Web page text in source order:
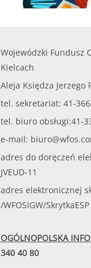
Wojewódzki Fundusz
Kielcach
Aleja Księdza Jerzego
tel. sekretariat: 41-
tel. biuro obsługi:41-
e-mail:
adres do doręczeń
JVEUD-11
adres elektronicznej
/WFOSIGW/SkrytkaESP
OGÓLNOPOLSKA
340 40 80